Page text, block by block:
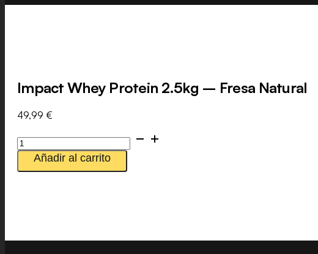
Impact Whey Protein 2.5kg – Fresa Natural
49,99 €
Impact
Whey
Protein
Añadir al carrito